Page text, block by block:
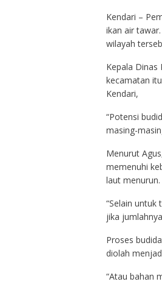
Kendari –
ikan air
wilayah
Kepala Dinas
kecamatan
Kendari,
“Potensi
masing-
Menurut
memenuhi
laut menurun.
“Selain
jika
Proses
diolah
“Atau bahan